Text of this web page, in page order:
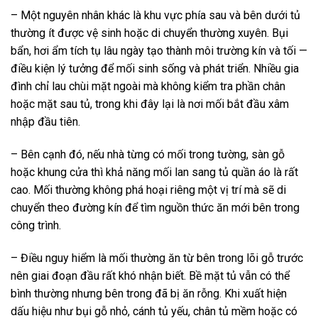
– Một nguyên nhân khác là khu vực phía sau và bên dưới tủ
thường ít được vệ sinh hoặc di chuyển thường xuyên. Bụi
bẩn, hơi ẩm tích tụ lâu ngày tạo thành môi trường kín và tối —
điều kiện lý tưởng để mối sinh sống và phát triển. Nhiều gia
đình chỉ lau chùi mặt ngoài mà không kiểm tra phần chân
hoặc mặt sau tủ, trong khi đây lại là nơi mối bắt đầu xâm
nhập đầu tiên.
– Bên cạnh đó, nếu nhà từng có mối trong tường, sàn gỗ
hoặc khung cửa thì khả năng mối lan sang tủ quần áo là rất
cao. Mối thường không phá hoại riêng một vị trí mà sẽ di
chuyển theo đường kín để tìm nguồn thức ăn mới bên trong
công trình.
– Điều nguy hiểm là mối thường ăn từ bên trong lõi gỗ trước
nên giai đoạn đầu rất khó nhận biết. Bề mặt tủ vẫn có thể
bình thường nhưng bên trong đã bị ăn rỗng. Khi xuất hiện
dấu hiệu như bụi gỗ nhỏ, cánh tủ yếu, chân tủ mềm hoặc có